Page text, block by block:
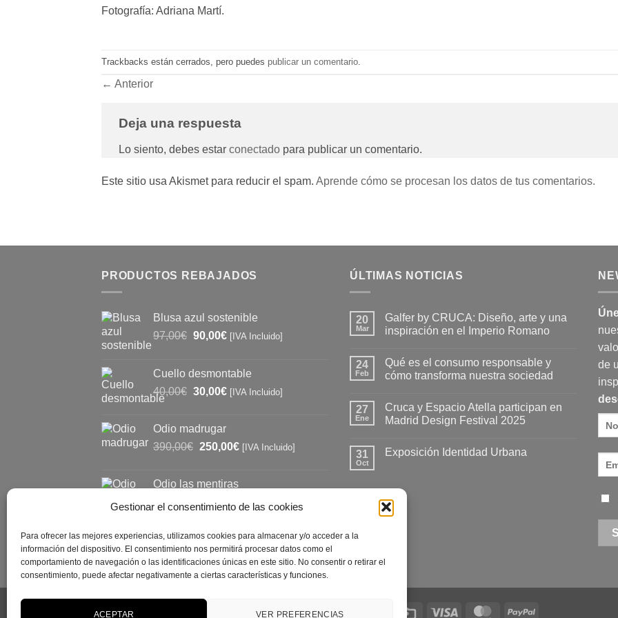
Gestionar el consentimiento de las cookies
Para ofrecer las mejores experiencias, utilizamos cookies para almacenar y/o acceder a la
información del dispositivo. El consentimiento nos permitirá procesar datos como el
comportamiento de navegación o las identificaciones únicas en este sitio. No consentir o retirar el
consentimiento, puede afectar negativamente a ciertas características y funciones.
ACEPTAR VER PREFERENCIAS
Fotografía: Adriana Martí.
Trackbacks están cerrados, pero puedes publicar un comentario
← Anterior
Deja una respuesta
Lo siento, debes estar conectado para publicar un comentario.
Este sitio usa Akismet para reducir el spam. Aprende cómo se procesan los datos de tus comentarios.
PRODUCTOS REBAJADOS
Blusa azul sostenible
97,00€ El
era:
97,00€.
90,00€El
es:
90,00€.
[IVA Incluido]
Cuello desmontable
40,00€ El
era:
40,00€.
30,00€El
30,00€.
[IVA Incluido]
Odio madrugar
390,00€ El
era:
390,00€.
250,00€El
es:
250,00€.
[IVA Incluido]
Odio las mentiras
310,00
El
original
era:
310,00€.
250,00
El
actual
es:
250,00€.
[IVA Incluido]
ÚLTIMAS NOTICIAS
20
Mar
Galfer by CRUCA: Diseño, arte y una
inspiración en el Imperio Romano
comentarios
en
Galfer
Diseño,
arte
y
en
24
Feb
Qué es el consumo responsable y
cómo transforma nuestra sociedad
comentarios
en
Qué
consumo
responsable
transforma
nuestra
sociedad
27
Ene
Cruca y Espacio Atella participan en
Madrid Design Festival 2025
comentarios
Espacio
participan
en
31
Oct
Exposición Identidad Urbana
Exposición
Identidad
Urbana
de
Credit Visa MasterCardPayPal